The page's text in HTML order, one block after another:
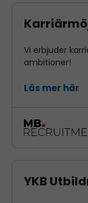
Vi erbjuder
ambitioner!
Läs mer här
YKB